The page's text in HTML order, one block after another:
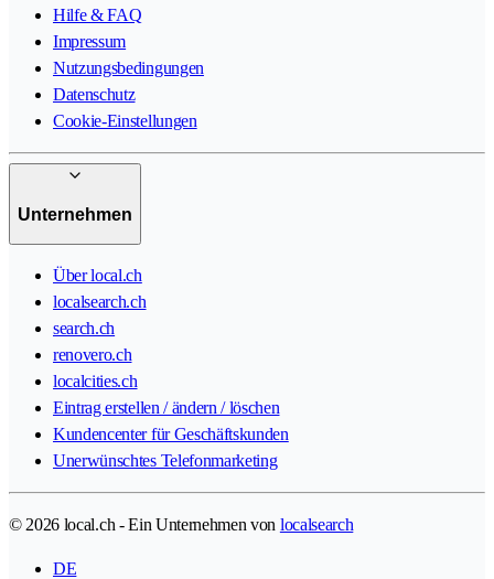
Hilfe & FAQ
Impressum
Nutzungsbedingungen
Datenschutz
Cookie-Einstellungen
Unternehmen
Über local.ch
localsearch.ch
search.ch
renovero.ch
localcities.ch
Eintrag erstellen / ändern / löschen
Kundencenter für Geschäftskunden
Unerwünschtes Telefonmarketing
© 2026 local.ch - Ein Unternehmen von localsearch
DE